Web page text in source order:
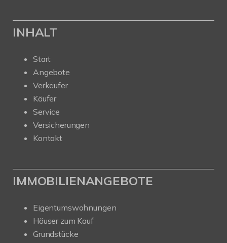
INHALT
Start
Angebote
Verkäufer
Käufer
Service
Versicherungen
Kontakt
IMMOBILIENANGEBOTE
Eigentumswohnungen
Häuser zum Kauf
Grundstücke